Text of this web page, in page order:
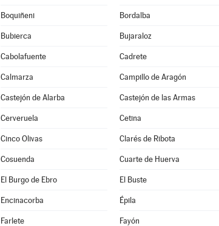
Boquiñeni Bordalba
Bubierca Bujaraloz
Cabolafuente Cadrete
Calmarza Campillo de Aragón
Castejón de Alarba Castejón de las Armas
Cerveruela Cetina
Cinco Olivas Clarés de Ribota
Cosuenda Cuarte de Huerva
El Burgo de Ebro El Buste
Encinacorba Épila
Farlete Fayón